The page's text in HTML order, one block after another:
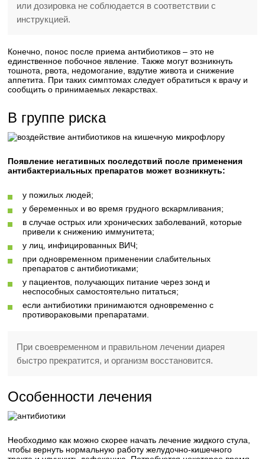
или дозировка не соблюдается в соответствии с
инструкцией.
Конечно, понос после приема антибиотиков – это не
единственное побочное явление. Также могут возникнуть
тошнота, рвота, недомогание, вздутие живота и снижение
аппетита. При таких симптомах следует обратиться к врачу и
сообщить о принимаемых лекарствах.
В группе риска
Появление негативных последствий после применения
антибактериальных препаратов может возникнуть:
у пожилых людей;
у беременных и во время грудного вскармливания;
в случае острых или хронических заболеваний, которые
привели к снижению иммунитета;
у лиц, инфицированных ВИЧ;
при одновременном применении слабительных
препаратов с антибиотиками;
у пациентов, получающих питание через зонд и
неспособных самостоятельно питаться;
если антибиотики принимаются одновременно с
противораковыми препаратами.
При своевременном и правильном лечении диарея
быстро прекратится, и организм восстановится.
Особенности лечения
Необходимо как можно скорее начать лечение жидкого стула,
чтобы вернуть нормальную работу желудочно-кишечного